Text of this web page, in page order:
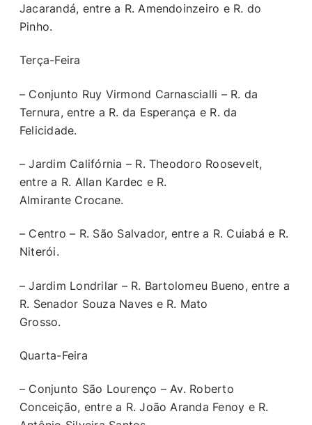
Jacarandá, entre a R. Amendoinzeiro e R. do
Pinho.
Terça-Feira
– Conjunto Ruy Virmond Carnascialli – R. da
Ternura, entre a R. da Esperança e R. da
Felicidade.
– Jardim Califórnia – R. Theodoro Roosevelt,
entre a R. Allan Kardec e R.
Almirante Crocane.
– Centro – R. São Salvador, entre a R. Cuiabá e R.
Niterói.
– Jardim Londrilar – R. Bartolomeu Bueno, entre a
R. Senador Souza Naves e R. Mato
Grosso.
Quarta-Feira
– Conjunto São Lourenço – Av. Roberto
Conceição, entre a R. João Aranda Fenoy e R.